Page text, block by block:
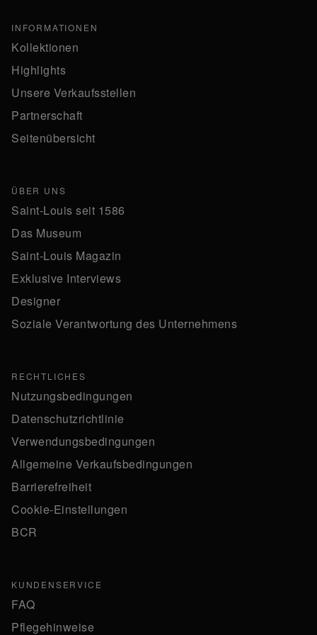
INFORMATIONEN
Kollektionen
Highlights
Unsere Verkaufsstellen
Partnerschaft
Seitenübersicht
ÜBER UNS
Saint-Louis seit 1586
Das Museum
Saint-Louis Magazin
Exklusive Interviews
Designer
Soziale Verantwortung des Unternehmens
RECHTLICHES
Nutzungsbedingungen
Datenschutzrichtlinie
Verwendungsbedingungen
Allgemeine Verkaufsbedingungen
Barrierefreiheit
Cookie-Einstellungen
BCR
KUNDENSERVICE
FAQ
Pflegehinweise